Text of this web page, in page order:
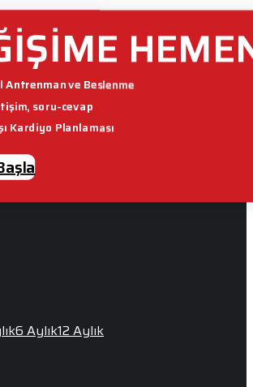
Antrenman ve Beslenme
soru-cevap
Kardiyo Planlaması
6 Aylık12 Aylık